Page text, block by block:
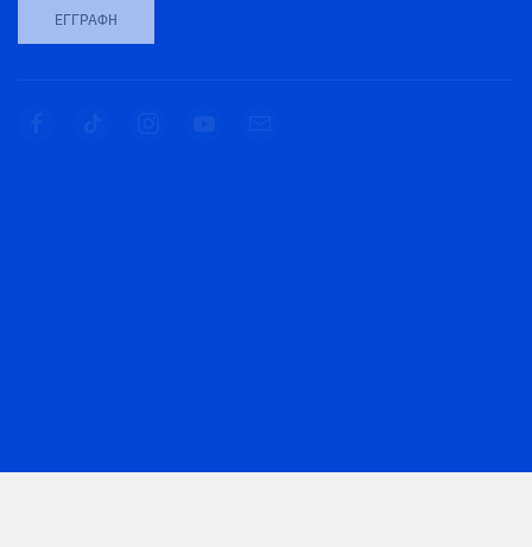
ΕΓΓΡΑΦΉ